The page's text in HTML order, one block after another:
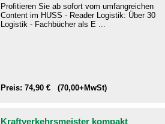
Profitieren Sie ab sofort vom umfangreichen
Content im HUSS - Reader Logistik: Über 30
Logistik - Fachbücher als E ...
Preis: 74,90 € (70,00+MwSt)
Kraftverkehrsmeister kompakt